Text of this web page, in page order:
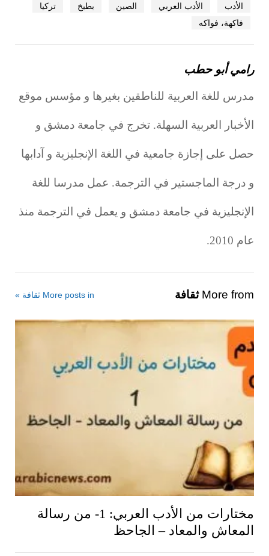
الأدب الأدب العربي الصين بطيخ
تركيا
فاكهة، فواكه
رامي أبو حطب
مدرس للغة العربية للناطقين بغيرها و مؤسس موقع
الأخبار العربية السهلة. تخرج في جامعة دمشق و
حصل على إجازة جامعية في اللغة الإنجليزية و آدابها
و درجة الماجستير في الترجمة. عمل مدرسا للغة
الإنجليزية في جامعة دمشق و يعمل في الترجمة منذ
عام 2010.
More from ثقافة More posts in ثقافة »
مختارات من الأدب العربي: 1- من رسالة
المعاش والمعاد – الجاحظ